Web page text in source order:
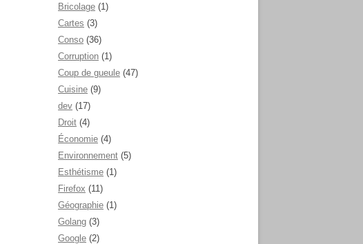
Bricolage (1)
Cartes (3)
Conso (36)
Corruption (1)
Coup de gueule (47)
Cuisine (9)
dev (17)
Droit (4)
Économie (4)
Environnement (5)
Esthétisme (1)
Firefox (11)
Géographie (1)
Golang (3)
Google (2)